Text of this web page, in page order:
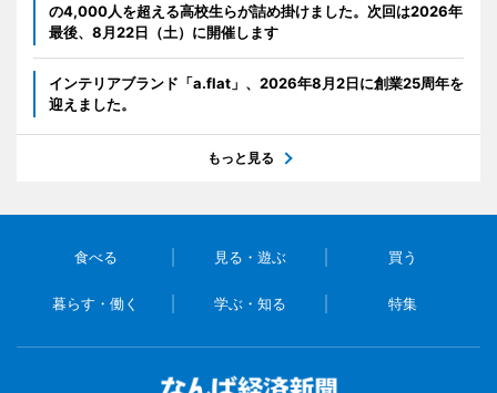
の4,000人を超える高校生らが詰め掛けました。次回は2026年
最後、8月22日（土）に開催します
インテリアブランド「a.flat」、2026年8月2日に創業25周年を
迎えました。
もっと見る
食べる 見る・遊ぶ 買う
暮らす・働く 学ぶ・知る 特集